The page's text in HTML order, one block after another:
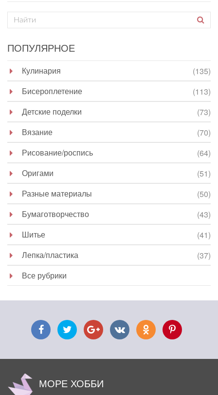
ПОПУЛЯРНОЕ
Кулинария
(135)
Бисероплетение
(113)
Детские поделки
(73)
Вязание
(70)
Рисование/роспись
(64)
Оригами
(51)
Разные материалы
(50)
Бумаготворчество
(43)
Шитье
(41)
Лепка/пластика
(37)
Все рубрики
МОРЕ ХОББИ